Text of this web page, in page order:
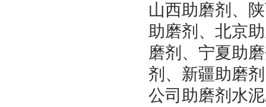
山西助磨剂、
助磨剂、北京
磨剂、宁夏助
剂、新疆助磨
公司助磨剂水